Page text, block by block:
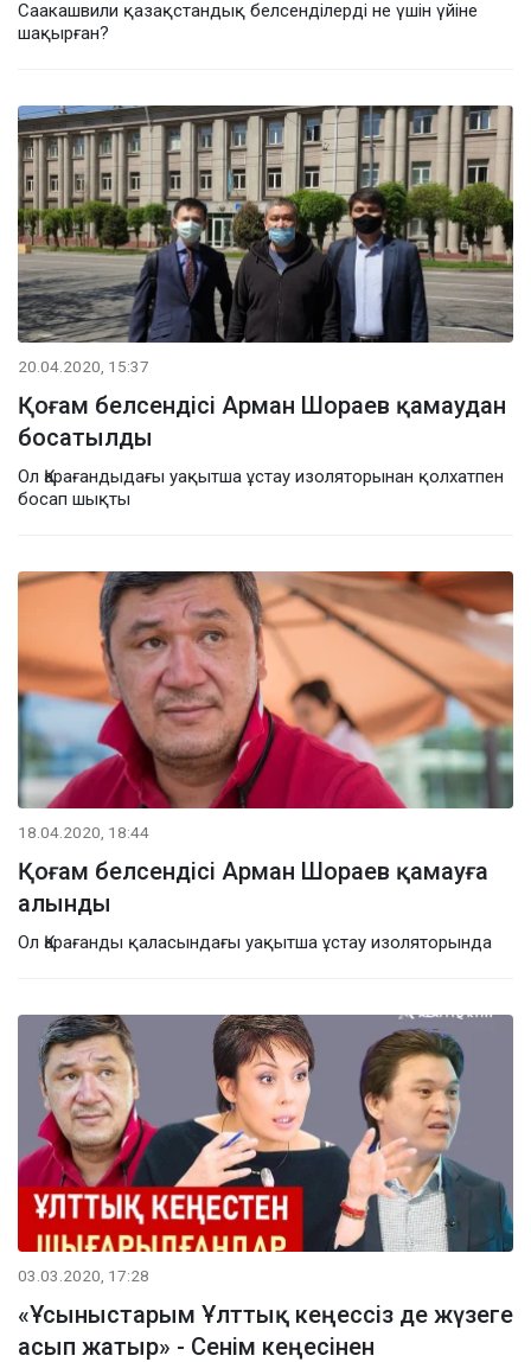
Саакашвили қазақстандық белсенділерді не үшін үйіне
шақырған?
20.04.2020, 15:37
Қоғам белсендісі Арман Шораев қамаудан
босатылды
Ол Қарағандыдағы уақытша ұстау изоляторынан қолхатпен
босап шықты
18.04.2020, 18:44
Қоғам белсендісі Арман Шораев қамауға
алынды
Ол Қарағанды қаласындағы уақытша ұстау изоляторында
03.03.2020, 17:28
«Ұсыныстарым Ұлттық кеңессіз де жүзеге
асып жатыр» - Сенім кеңесінен